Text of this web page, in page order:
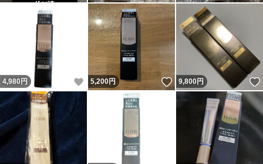
4,980 円 いいね！
5,200円 いいね！
9,800円